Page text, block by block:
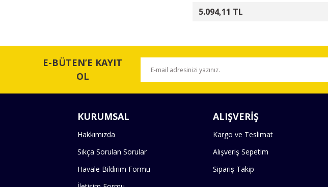
5.094,11 TL
E-BÜTEN’E KAYIT
OL
KURUMSAL
Hakkımızda
Sıkça Sorulan Sorular
Havale Bildirim Formu
ALIŞVERİŞ
Kargo ve Teslimat
Alışveriş Sepetim
Sipariş Takip